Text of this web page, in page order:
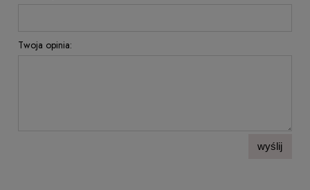
Twoja opinia:
wyślij